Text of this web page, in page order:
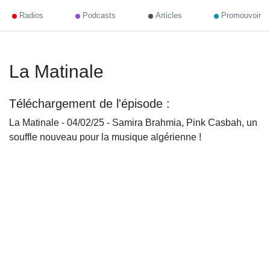
Radios Podcasts Articles Promouvoir
La Matinale
Téléchargement de l'épisode :
La Matinale - 04/02/25 - Samira Brahmia, Pink Casbah, un
souffle nouveau pour la musique algérienne !